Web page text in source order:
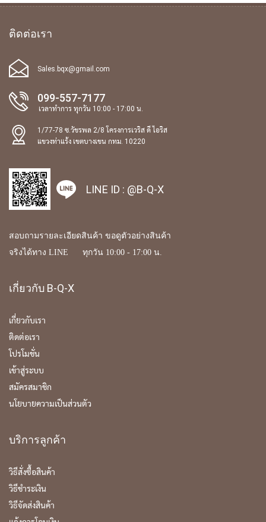
ติดต่อเรา
Sales.bqx@gmail.com
099-557-7177
เวลาทำการ ทุกวัน 10:00 - 17:00 น.
1/77-78 ซ.วัชรพล 2/8 โครงการเวริส ดี ไอริส
แขวงท่าแร้ง เขตบางเขน กทม. 10220
LINE ID : @B-Q-X
สอบถามรายละเอียดสินค้า ขอดูตัวอย่างสินค้า
จริงได้ทาง LINE ทุกวัน 10:00 - 17:00 น.
เกี่ยวกับ B-Q-X
เกี่ยวกับเรา
ติดต่อเรา
โปรโมชั่น
เข้าสู่ระบบ
สมัครสมาชิก
นโยบายความเป็นส่วนตัว
บริการลูกค้า
วิธีสั่งซื้อสินค้า
วิธีชำระเงิน
วิธีจัดส่งสินค้า